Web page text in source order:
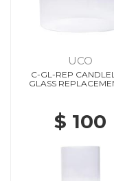
UCO
C-GL-REP
GLASS
$ 100